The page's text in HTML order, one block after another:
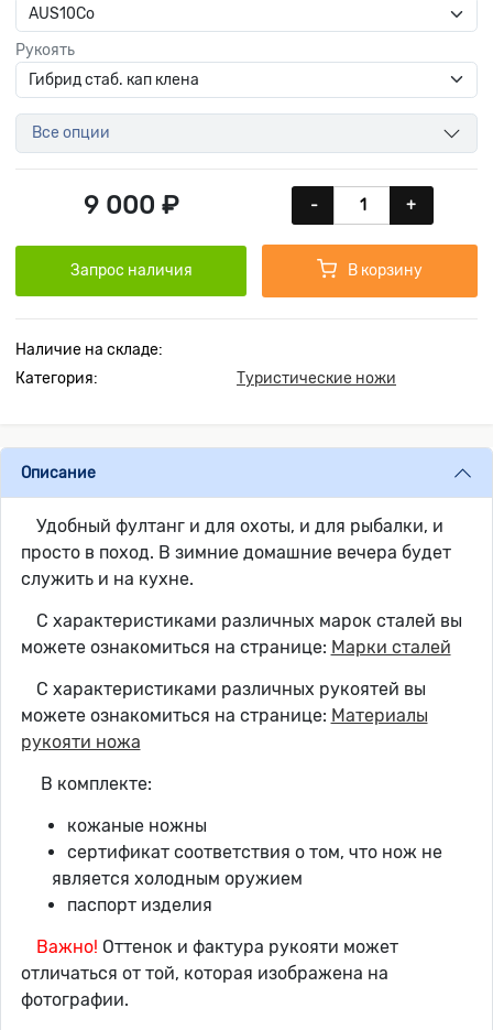
Рукоять
Все опции
9 000 ₽ - +
Запрос наличия В корзину
Наличие на складе:
Категория:
Туристические ножи
Описание
Удобный фултанг и для охоты, и для рыбалки, и
просто в поход. В зимние домашние вечера будет
служить и на кухне.
С характеристиками различных марок сталей вы
можете ознакомиться на странице: Марки сталей
С характеристиками различных рукоятей вы
можете ознакомиться на странице: Материалы
рукояти ножа
В комплекте:
кожаные ножны
сертификат соответствия о том, что нож не
является холодным оружием
паспорт изделия
Важно! Оттенок и фактура рукояти может
отличаться от той, которая изображена на
фотографии.